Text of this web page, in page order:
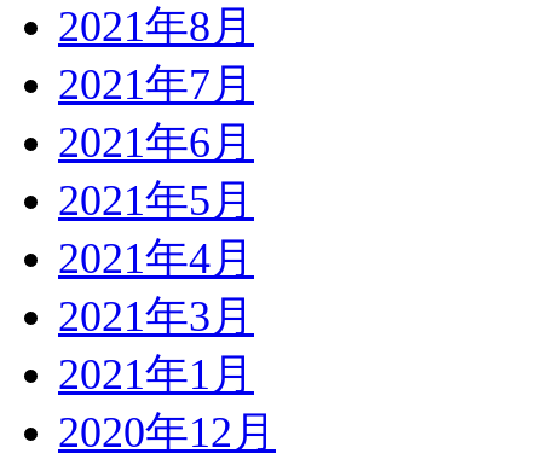
2021年8月
2021年7月
2021年6月
2021年5月
2021年4月
2021年3月
2021年1月
2020年12月